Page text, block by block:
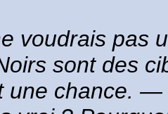
voudrais pas
sont des
une chance. —